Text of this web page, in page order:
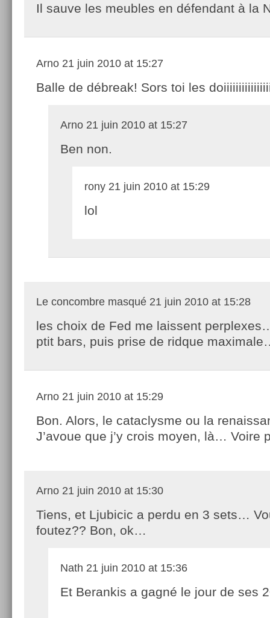
Il sauve les meubles en défendant à la
Arno 21 juin 2010 at 15:27
Balle de débreak! Sors toi les
Arno 21 juin 2010 at 15:27
Ben non.
rony 21 juin 2010 at 15:29
lol
Le concombre masqué 21 juin 2010 at 15:28
les choix de Fed me laissent
ptit bars, puis prise de ridque
Arno 21 juin 2010 at 15:29
Bon. Alors, le cataclysme ou la
J’avoue que j’y crois moyen, là… Voire
Arno 21 juin 2010 at 15:30
Tiens, et Ljubicic a perdu en 3 sets…
foutez?? Bon, ok…
Nath 21 juin 2010 at 15:36
Et Berankis a gagné le jour de ses